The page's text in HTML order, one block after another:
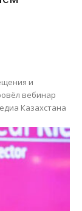
и
вебинар
Казахстана